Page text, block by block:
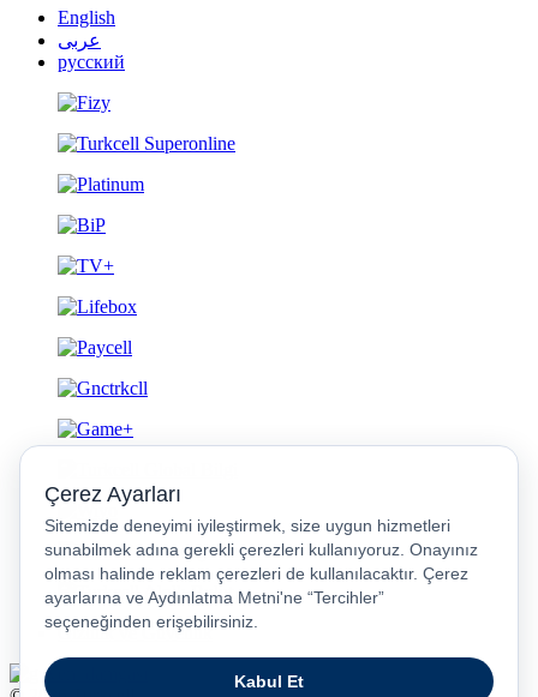
English
عربى
русский
Gizlilik ve Güvenlik